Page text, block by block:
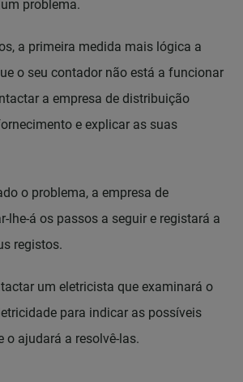
problema.
a primeira medida mais lógica a
o seu contador não está a funcionar
a empresa de distribuição
e explicar as suas
o problema, a empresa de
lhe-á os passos a seguir e registará a
registos.
um eletricista que examinará o
para indicar as possíveis
o ajudará a resolvê-las.